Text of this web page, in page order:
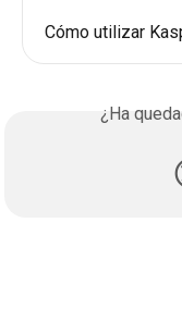
Cómo utilizar
¿Ha